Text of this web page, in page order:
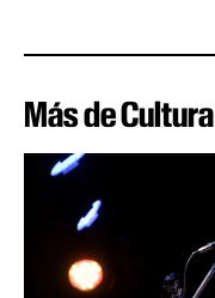
Más de Cultura